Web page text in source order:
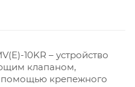
10KR – устройство
клапаном,
помощью крепежного